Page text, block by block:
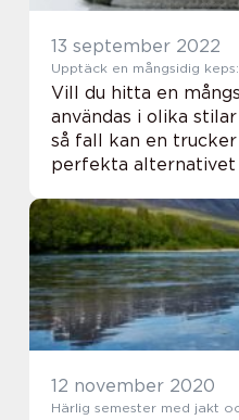
13 september 2022
Upptäck en mångsidig
Vill du hitta en
användas i olika
så fall kan en
perfekta
coola stil och
typen av ke...
12 november 2020
Härlig semester med jakt